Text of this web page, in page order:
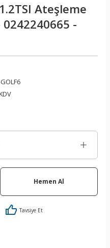
Ateşleme
-
Hemen Al
Tavsiye Et